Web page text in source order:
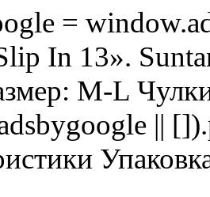
=
In 13».
M-L
||